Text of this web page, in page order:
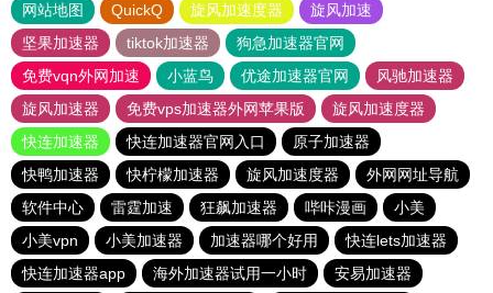
网站地图 QuickQ 旋风加速度器
旋风加速
坚果加速器
tiktok加速器
狗急加速器官网
免费vqn外网加速
小蓝鸟 优途加速器官网
风驰加速器
旋风加速器
免费vps加速器外网苹果版
旋风加速度器
快连加速器
快连加速器官网入口
原子加速器
快鸭加速器
快柠檬加速器 旋风加速度器
外网网址导航
软件中心
雷霆加速 狂飙加速器 哔咔漫画
小美
小美vpn
小美加速器 加速器哪个好用
快连lets加速器
快连加速器app
海外加速器试用一小时
安易加速器